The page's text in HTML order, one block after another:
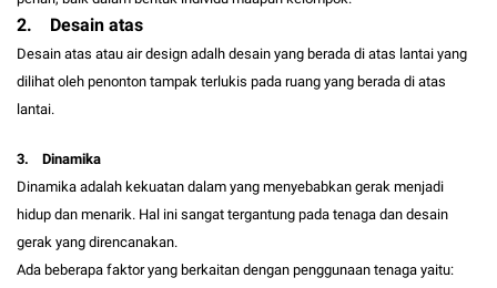
2. Desain atas
Desain atas atau air design adalh desain yang berada di atas lantai yang
dilihat oleh penonton tampak terlukis pada ruang yang berada di atas
lantai.
3. Dinamika
Dinamika adalah kekuatan dalam yang menyebabkan gerak menjadi
hidup dan menarik. Hal ini sangat tergantung pada tenaga dan desain
gerak yang direncanakan.
Ada beberapa faktor yang berkaitan dengan penggunaan tenaga yaitu: